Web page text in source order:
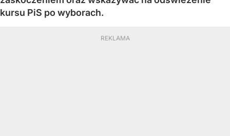
kursu PiS po wyborach.